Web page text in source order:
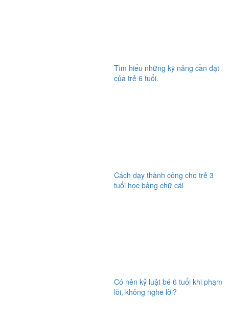
Tìm hiểu những kỹ năng cần đạt
của trẻ 6 tuổi.
Cách dạy thành công cho trẻ 3
tuổi học bảng chữ cái
Có nên kỷ luật bé 6 tuổi khi phạm
lỗi, không nghe lời?